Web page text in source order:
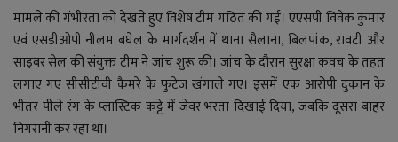
मामले की गंभीरता को देखते हुए विशेष टीम गठित की गई। एएसपी विवेक कुमार
एवं एसडीओपी नीलम बघेल के मार्गदर्शन में थाना सैलाना, बिलपांक, रावटी और
साइबर सेल की संयुक्त टीम ने जांच शुरू की। जांच के दौरान सुरक्षा कवच के तहत
लगाए गए सीसीटीवी कैमरे के फुटेज खंगाले गए। इसमें एक आरोपी दुकान के
भीतर पीले रंग के प्लास्टिक कट्टे में जेवर भरता दिखाई दिया, जबकि दूसरा बाहर
निगरानी कर रहा था।